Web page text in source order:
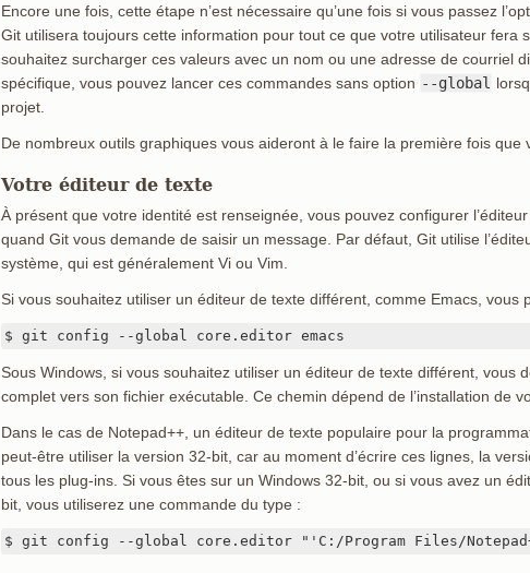
Encore une fois, cette étape n’est nécessaire qu’une fois si vous passez
Git utilisera toujours cette information pour tout ce que votre utilisateur fera
souhaitez surcharger ces valeurs avec un nom ou une adresse de courriel
spécifique, vous pouvez lancer ces commandes sans option --global
projet.
De nombreux outils graphiques vous aideront à le faire la première fois que
Votre éditeur de texte
À présent que votre identité est renseignée, vous pouvez configurer
quand Git vous demande de saisir un message. Par défaut, Git utilise
système, qui est généralement Vi ou Vim.
Si vous souhaitez utiliser un éditeur de texte différent, comme Emacs, vous
$ git config --global core.editor emacs
Sous Windows, si vous souhaitez utiliser un éditeur de texte différent, vous
complet vers son fichier exécutable. Ce chemin dépend de l’installation de
Dans le cas de Notepad++, un éditeur de texte populaire pour la
peut-être utiliser la version 32-bit, car au moment d’écrire ces lignes, la
tous les plug-ins. Si vous êtes sur un Windows 32-bit, ou si vous avez un
bit, vous utiliserez une commande du type :
$ git config --global core.editor "'C:/Program Files/